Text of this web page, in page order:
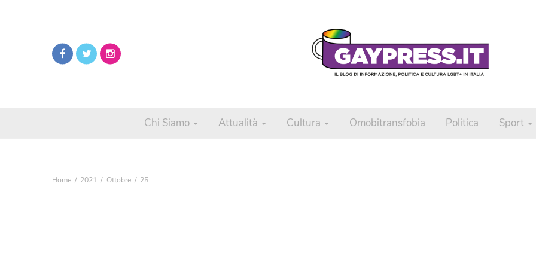
Chi Siamo Attualità Cultura Omobitransfobia Politica Sport
Home 2021 Ottobre 25